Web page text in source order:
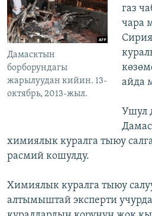
Дамасктын
борборундагы
жарылуудан кийин. 13-
октябрь, 2013-жыл.
газ
чара
айда
Ушул
химиялык куралга тыюу
расмий кошулду.
Химиялык куралга тыюу
алтымыштай эксперти